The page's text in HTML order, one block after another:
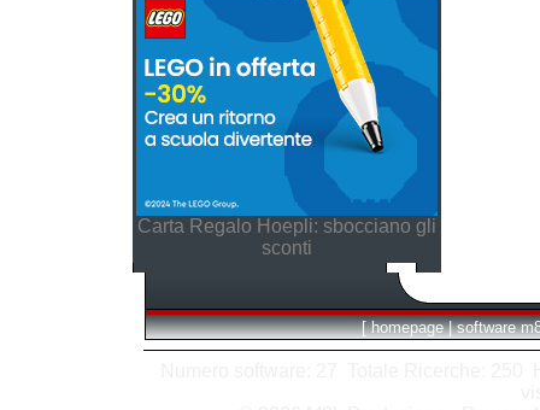
Carta Regalo Hoepli: sbocciano gli
sconti
[ homepage | software